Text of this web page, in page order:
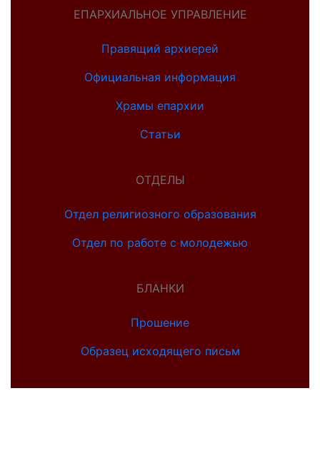
ЕПАРХИАЛЬНОЕ УПРАВЛЕНИЕ
Правящий архиерей
Официальная информация
Храмы епархии
Статьи
ОТДЕЛЫ
Отдел религиозного образования
Отдел по работе с молодежью
БЛАНКИ
Прошение
Образец исходящего письм